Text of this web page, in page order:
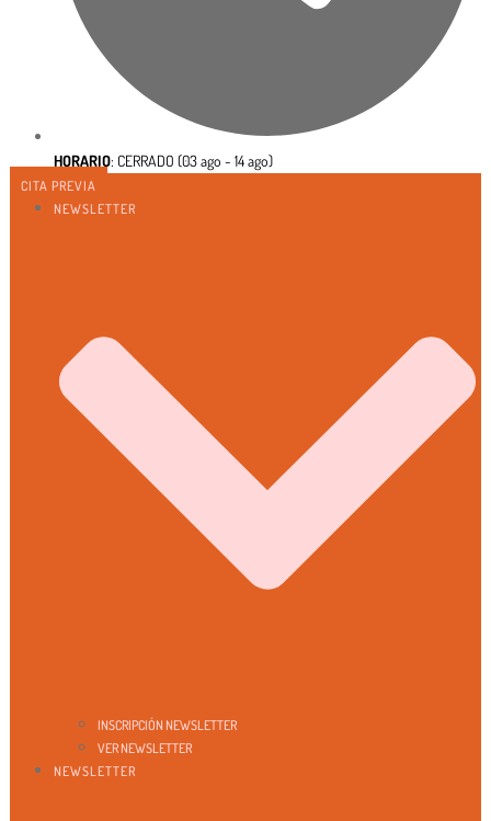
HORARIO: CERRADO (03 ago - 14 ago)
CITA PREVIA
NEWSLETTER
INSCRIPCIÓN NEWSLETTER
VER NEWSLETTER
NEWSLETTER